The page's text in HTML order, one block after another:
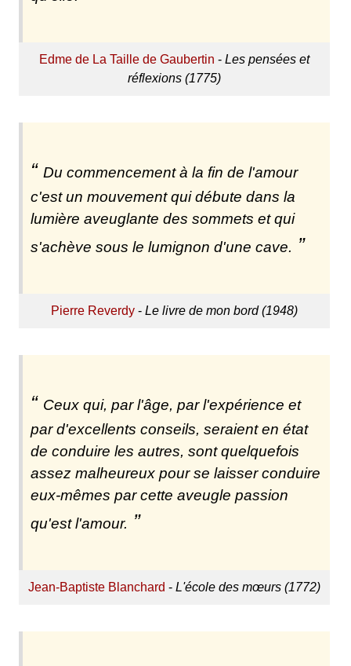
Edme de La Taille de Gaubertin - Les pensées et
réflexions (1775)
Du commencement à la fin de l'amour
c'est un mouvement qui débute dans la
lumière aveuglante des sommets et qui
s'achève sous le lumignon d'une cave.
Pierre Reverdy- Le livre de mon bord (1948)
Ceux qui, par l'âge, par l'expérience et
par d'excellents conseils, seraient en état
de conduire les autres, sont quelquefois
assez malheureux pour se laisser conduire
eux-mêmes par cette aveugle passion
qu'est l'amour.
Jean-Baptiste Blanchard - L'école des mœurs (1772)